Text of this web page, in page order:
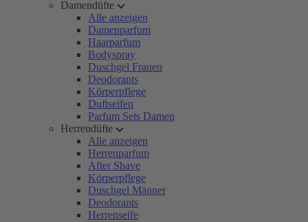
Damendüfte
Alle anzeigen
Damenparfum
Haarparfum
Bodyspray
Duschgel Frauen
Deodorants
Körperpflege
Duftseifen
Parfum Sets Damen
Herrendüfte
Alle anzeigen
Herrenparfum
After Shave
Körperpflege
Duschgel Männer
Deodorants
Herrenseife